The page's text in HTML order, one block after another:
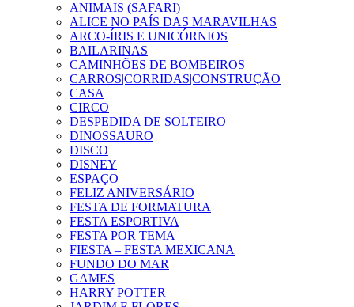
ANIMAIS (SAFARI)
ALICE NO PAÍS DAS MARAVILHAS
ARCO-ÍRIS E UNICÓRNIOS
BAILARINAS
CAMINHÕES DE BOMBEIROS
CARROS|CORRIDAS|CONSTRUÇÃO
CASA
CIRCO
DESPEDIDA DE SOLTEIRO
DINOSSAURO
DISCO
DISNEY
ESPAÇO
FELIZ ANIVERSÁRIO
FESTA DE FORMATURA
FESTA ESPORTIVA
FESTA POR TEMA
FIESTA – FESTA MEXICANA
FUNDO DO MAR
GAMES
HARRY POTTER